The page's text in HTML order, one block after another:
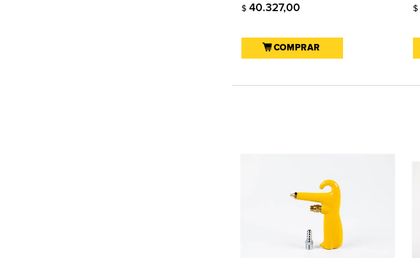
$ 40.327,00
COMPRAR
$